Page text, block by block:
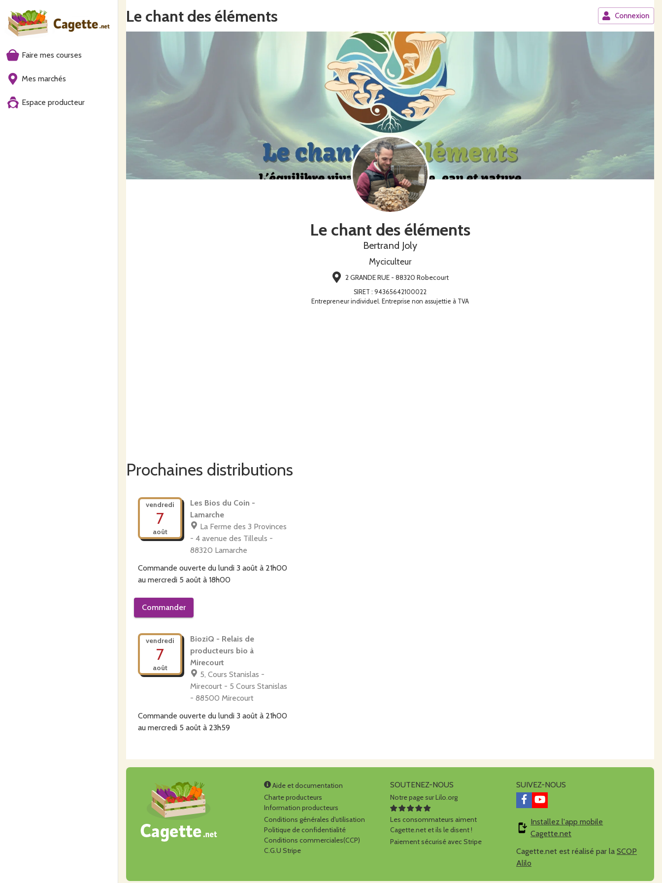
Faire mes courses
Mes marchés
Espace producteur
Le chant des éléments Connexion
Le chant des éléments
Bertrand Joly
Myciculteur
2 GRANDE RUE - 88320 Robecourt
SIRET : 94365642100022
Entrepreneur individuel. Entreprise non assujettie à TVA
Prochaines distributions
vendredi
7
août
Les Bios du Coin -
Lamarche
La Ferme des 3 Provinces
- 4 avenue des Tilleuls -
88320 Lamarche
Commande ouverte du lundi 3 août à 21h00
au mercredi 5 août à 18h00
Commander
vendredi
7
août
BioziQ - Relais de
producteurs bio à
Mirecourt
5, Cours Stanislas -
Mirecourt - 5 Cours Stanislas
- 88500 Mirecourt
Commande ouverte du lundi 3 août à 21h00
au mercredi 5 août à 23h59
samedi
8
août
Les Bios du Coin - Rémois
Les Jardins de Rémois - 9
à Rémois - 88170
Longchamp sous châtenois
Commande ouverte du
lundi 3 août à 21h00
Commander
Aide et documentation
Charte producteurs
Information producteurs
Conditions générales d'utilisation
Politique de confidentialité
Conditions commerciales(CCP)
C.G.U Stripe
SOUTENEZ-NOUS
Notre page sur Lilo.org
Les consommateurs aiment
Cagette.net et ils le disent !
Paiement sécurisé avec Stripe
SUIVEZ-NOUS
Installez l'app mobile
Cagette.net
Cagette.net est réalisé par la SCOP
Alilo